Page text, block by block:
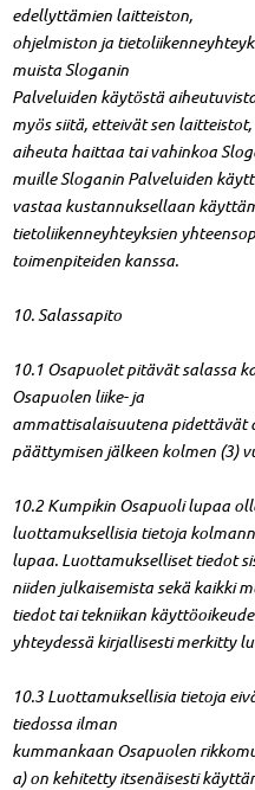
edellyttämien laitteiston,
ohjelmiston ja
muista Sloganin
Palveluiden käytöstä
myös siitä, etteivät sen
aiheuta haittaa tai vahinkoa
muille Sloganin Palveluiden
vastaa kustannuksellaan
tietoliikenneyhteyksien
toimenpiteiden kanssa.
10. Salassapito
10.1 Osapuolet pitävät salassa
Osapuolen liike- ja
ammattisalaisuutena pidettävät
päättymisen jälkeen kolmen (3)
10.2 Kumpikin Osapuoli lupaa
luottamuksellisia tietoja
lupaa. Luottamukselliset tiedot
niiden julkaisemista sekä kaikki
tiedot tai tekniikan
yhteydessä kirjallisesti merkitty
10.3 Luottamuksellisia tietoja
tiedossa ilman
kummankaan Osapuolen
a) on kehitetty itsenäisesti